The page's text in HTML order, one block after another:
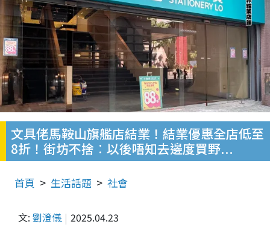
文具佬馬鞍山旗艦店結業！結業優惠全店低至
8折！街坊不捨︰以後唔知去邊度買野...
首頁 生活話題 社會
文: 劉澄儀 2025.04.23